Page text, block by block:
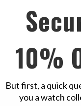
10%
But first, a quick
you a watch